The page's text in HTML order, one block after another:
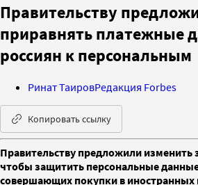
Правительству
приравнять платежные
россиян к персональным
Ринат ТаировРедакция Forbes
Копировать ссылку
Правительству предложили изменить
чтобы защитить персональные
совершающих покупки в иностранных